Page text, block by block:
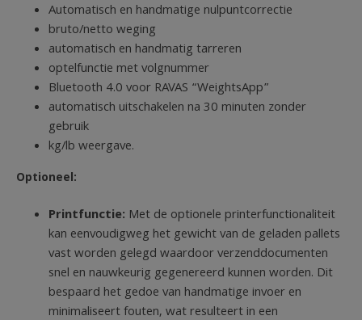
Automatisch en handmatige nulpuntcorrectie
bruto/netto weging
automatisch en handmatig tarreren
optelfunctie met volgnummer
Bluetooth 4.0 voor RAVAS “WeightsApp”
automatisch uitschakelen na 30 minuten zonder
gebruik
kg/lb weergave.
Optioneel:
Printfunctie: Met de optionele printerfunctionaliteit
kan eenvoudigweg het gewicht van de geladen pallets
vast worden gelegd waardoor verzenddocumenten
snel en nauwkeurig gegenereerd kunnen worden. Dit
bespaard het gedoe van handmatige invoer en
minimaliseert fouten, wat resulteert in een